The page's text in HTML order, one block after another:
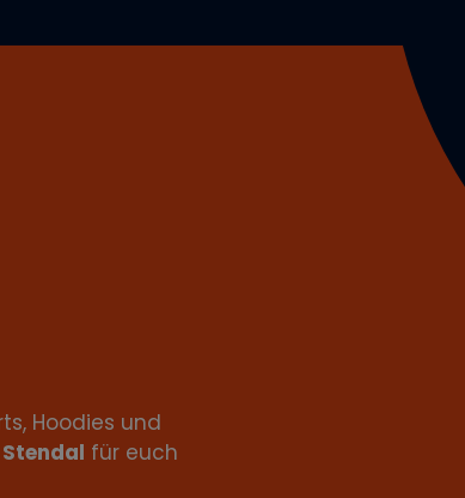
Hoodies und
für euch